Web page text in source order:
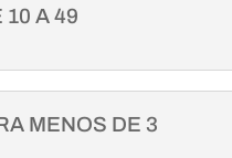
10 A 49
MENOS DE 3